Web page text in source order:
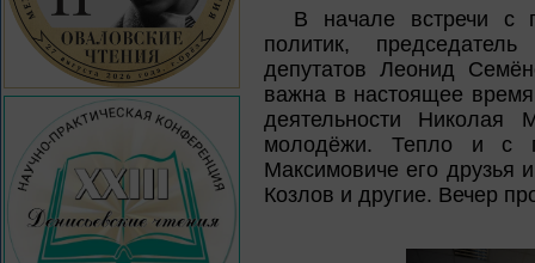
В начале встречи с
политик,
депутатов Леонид
важна в настоящее время
деятельности Николая
молодёжи. Тепло и с
Максимовиче его друзья
Козлов и другие. Вечер